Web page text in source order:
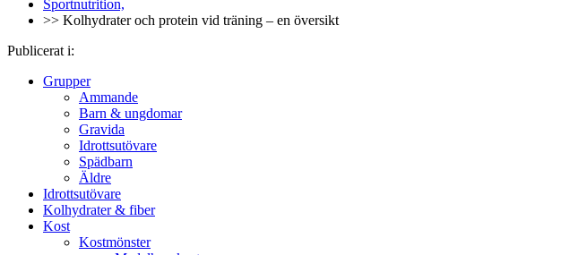
Sportnutrition,
>> Kolhydrater och protein vid träning – en översikt
Publicerat i:
Grupper
Ammande
Barn & ungdomar
Gravida
Idrottsutövare
Spädbarn
Äldre
Idrottsutövare
Kolhydrater & fiber
Kost
Kostmönster